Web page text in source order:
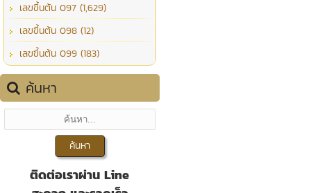
เลขขึ้นต้น 097 (1,629)
เลขขึ้นต้น 098 (12)
เลขขึ้นต้น 099 (183)
ค้นหา
ติดต่อเราผ่าน Line